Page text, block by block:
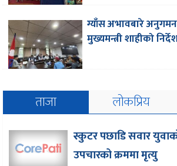
ग्याँस अभावबारे अनुगमन
मुख्यमन्त्री शाहीको
ताजा लोकप्रिय
स्कुटर पछाडि सवार
उपचारको क्रममा मृत्यु